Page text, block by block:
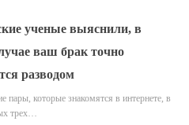
ученые выяснили, в
ваш брак точно
разводом
пары, которые знакомятся в интернете, в
трех…